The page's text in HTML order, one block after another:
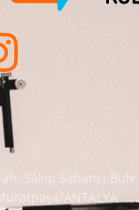
Sakıp Sabancı
ANTALYA